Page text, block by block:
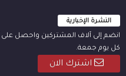
النشرة الإخبارية
انضم إلى آلاف المشتركين واحصل على
كل يوم جمعة.
اشترك الان